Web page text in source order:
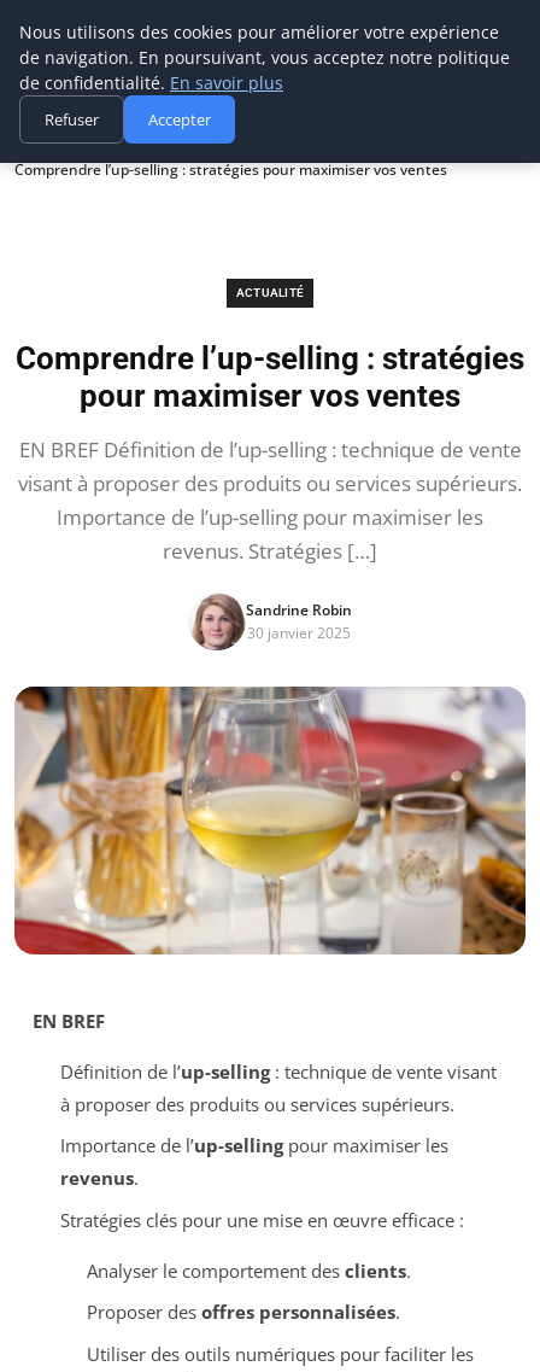
Prospection Pro
Accueil
Actualité
Comprendre l’up-selling : stratégies pour maximiser vos ventes
ACTUALITÉ
Comprendre l’up-selling : stratégies
pour maximiser vos ventes
EN BREF Définition de l’up-selling : technique de vente
visant à proposer des produits ou services supérieurs.
Importance de l’up-selling pour maximiser les
revenus. Stratégies […]
Sandrine Robin
30 janvier 2025
EN BREF
Définition de l’up-selling: technique de vente visant
à proposer des produits ou services supérieurs.
Importance de l’up-sellingpour maximiser les
revenus.
Stratégies clés pour une mise en œuvre efficace :
Analyser le comportement des clients.
Proposer des offres personnalisées.
Utiliser des outils numériques pour faciliter les
Nous utilisons des cookies pour améliorer votre expérience
de navigation. En poursuivant, vous acceptez notre politique
de confidentialité. En savoir plus
Refuser Accepter